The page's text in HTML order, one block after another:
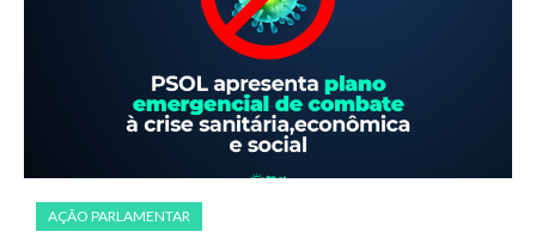
AÇÃO PARLAMENTAR